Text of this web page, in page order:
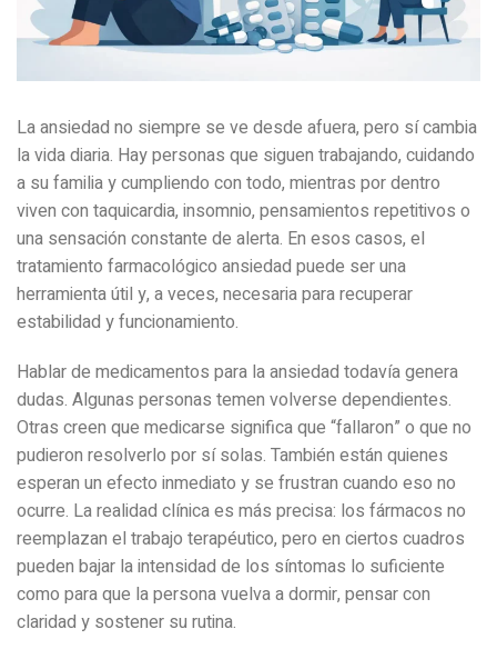
La ansiedad no siempre se ve desde afuera, pero sí cambia
la vida diaria. Hay personas que siguen trabajando, cuidando
a su familia y cumpliendo con todo, mientras por dentro
viven con taquicardia, insomnio, pensamientos repetitivos o
una sensación constante de alerta. En esos casos, el
tratamiento farmacológico ansiedad puede ser una
herramienta útil y, a veces, necesaria para recuperar
estabilidad y funcionamiento.
Hablar de medicamentos para la ansiedad todavía genera
dudas. Algunas personas temen volverse dependientes.
Otras creen que medicarse significa que “fallaron” o que no
pudieron resolverlo por sí solas. También están quienes
esperan un efecto inmediato y se frustran cuando eso no
ocurre. La realidad clínica es más precisa: los fármacos no
reemplazan el trabajo terapéutico, pero en ciertos cuadros
pueden bajar la intensidad de los síntomas lo suficiente
como para que la persona vuelva a dormir, pensar con
claridad y sostener su rutina.